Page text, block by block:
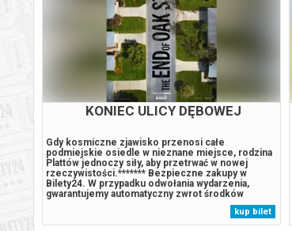
KONIEC ULICY DĘBOWEJ
Gdy kosmiczne zjawisko przenosi całe
podmiejskie osiedle w nieznane miejsce, rodzina
Plattów jednoczy siły, aby przetrwać w nowej
rzeczywistości.******* Bezpieczne zakupy w
Bilety24. W przypadku odwołania wydarzenia,
gwarantujemy automatyczny zwrot środków
potwierdzony komunikatem wysyłanym na adres
kup bilet